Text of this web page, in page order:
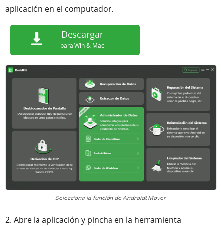
aplicación en el computador.
Descargar
para Win & Mac
Selecciona la función de Androidt Mover
2.Abre la aplicación y pincha en la herramienta